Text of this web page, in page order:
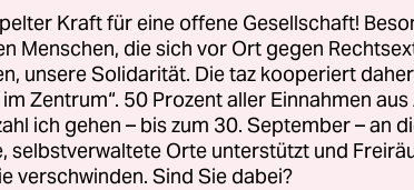
der Konzessionsrichtlinie
war das Vorhaben Barniers, in
zur Vergabe von Konzessionen
zu schaffen.
Kraft für eine offene Gesellschaft!
Menschen, die sich vor Ort gegen
unsere Solidarität. Die taz kooperiert
Zentrum“. 50 Prozent aller Einnahmen
ich gehen – bis zum 30. September – an
selbstverwaltete Orte unterstützt und
verschwinden. Sind Sie dabei?